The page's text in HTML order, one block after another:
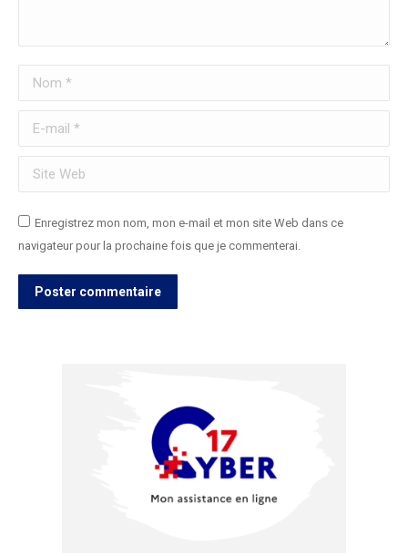
Nom *
E-mail *
Site Web
Enregistrez mon nom, mon e-mail et mon site Web dans ce
navigateur pour la prochaine fois que je commenterai.
Poster commentaire